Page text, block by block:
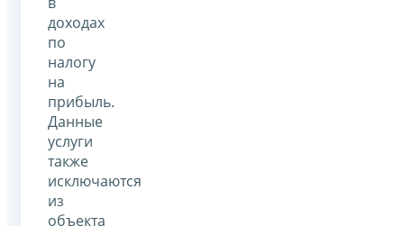
доходах
по
налогу
на
прибыль.
Данные
услуги
также
исключаются
из
объекта